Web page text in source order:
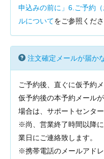
申込みの前に」6.ご予約
ルについてをご参照くださ
注文確定メールが届か
ご予約後、直ぐに仮予約
仮予約後の本予約メール
場合は、サポートセンタ
※尚、営業終了時間以降
業日にご連絡致します。
※携帯電話のメールアド